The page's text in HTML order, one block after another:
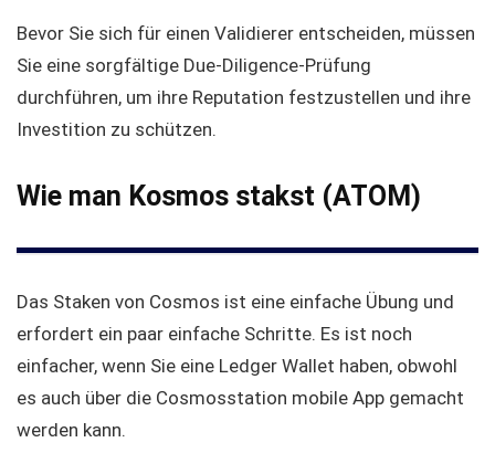
Bevor Sie sich für einen Validierer entscheiden, müssen
Sie eine sorgfältige Due-Diligence-Prüfung
durchführen, um ihre Reputation festzustellen und ihre
Investition zu schützen.
Wie man Kosmos stakst (ATOM)
Das Staken von Cosmos ist eine einfache Übung und
erfordert ein paar einfache Schritte. Es ist noch
einfacher, wenn Sie eine Ledger Wallet haben, obwohl
es auch über die Cosmosstation mobile App gemacht
werden kann.